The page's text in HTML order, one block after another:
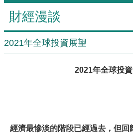
財經漫談
2021年全球投資展望
2021年全球投
經濟最慘淡的階段已經過去，但回